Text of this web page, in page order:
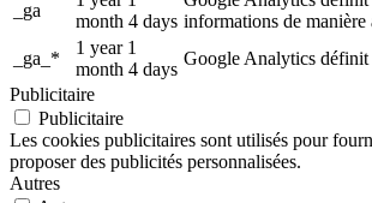
_ga
month 4 days informations de manière
_ga_*
1 year 1
month 4 days
Google Analytics définit
Publicitaire
Publicitaire
Les cookies publicitaires sont utilisés pour
proposer des publicités personnalisées.
Autres